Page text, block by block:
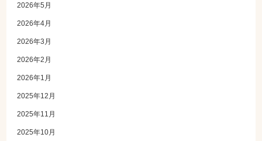
2026年5月
2026年4月
2026年3月
2026年2月
2026年1月
2025年12月
2025年11月
2025年10月